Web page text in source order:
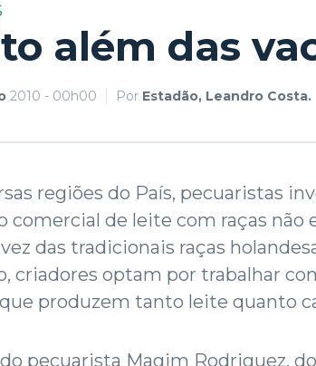
além das
2010 - 00h00 Por Estadão, Leandro Costa.
regiões do País, pecuaristas
comercial de leite com raças não
das tradicionais raças
criadores optam por trabalhar
produzem tanto leite quanto
do pecuarista Magim Rodriguez,